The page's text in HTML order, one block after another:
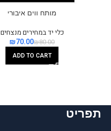
מותח ווים איבורי
כלי יד במחירים מנצחים
₪80.00
₪70.00
ADD TO CART
תפריט